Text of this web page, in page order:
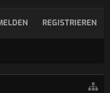
REGISTRIEREN